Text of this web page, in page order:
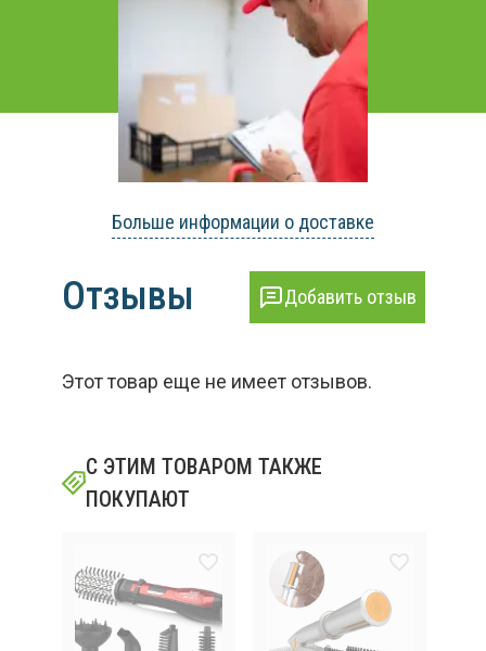
Больше информации о доставке
Отзывы Добавить отзыв
Этот товар еще не имеет отзывов.
С ЭТИМ ТОВАРОМ ТАКЖЕ
ПОКУПАЮТ